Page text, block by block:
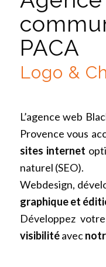
PACA
S
L’agence web
Provence vous
sites internet
naturel (SEO).
Webdesign,
graphique et
Développez votre
visibilitéavec